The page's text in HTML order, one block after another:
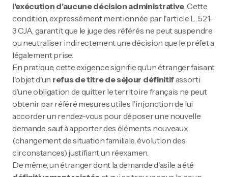
l'exécution d'aucune décision administrative. Cette
condition, expressément mentionnée par l'article L. 521-
3 CJA, garantit que le juge des référés ne peut suspendre
ou neutraliser indirectement une décision que le préfet a
légalement prise.
En pratique, cette exigence signifie qu'un étranger faisant
l'objet d'un refus de titre de séjour définitifassorti
d'une obligation de quitter le territoire français ne peut
obtenir par référé mesures utiles l'injonction de lui
accorder un rendez-vous pour déposer une nouvelle
demande, sauf à apporter des éléments nouveaux
(changement de situation familiale, évolution des
circonstances) justifiant un réexamen.
De même, un étranger dont la demande d'asile a été